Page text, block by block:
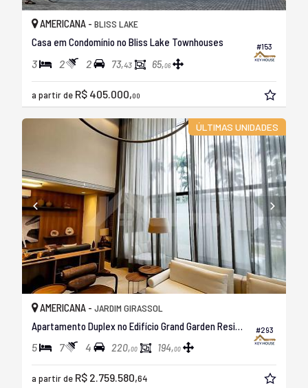
#153
AMERICANA - BLISS LAKE
Casa em Condomínio no Bliss Lake Townhouses
3 2 2 73,43 65,06
a partir de R$ 405.000,00
ÚLTIMAS UNIDADES
#293
AMERICANA - JARDIM GIRASSOL
Apartamento Duplex no Edifício Grand Garden Residence
5 7 4 220,00 194,00
a partir de R$ 2.759.580,64